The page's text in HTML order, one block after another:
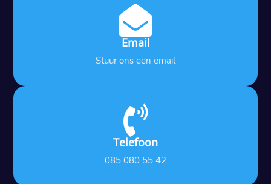

Email
Stuur ons een email

Telefoon
085 080 55 42